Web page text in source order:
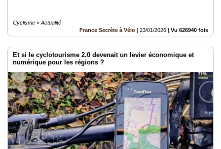
Cyclisme » Actualité
France Secrète à Vélo | 23/01/2026 | Vu 626940 fois
Et si le cyclotourisme 2.0 devenait un levier économique et
numérique pour les régions ?